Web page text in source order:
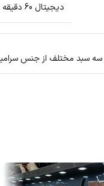
دیجیتال 60 دقیقه ای
سه سبد مختلف از جنس